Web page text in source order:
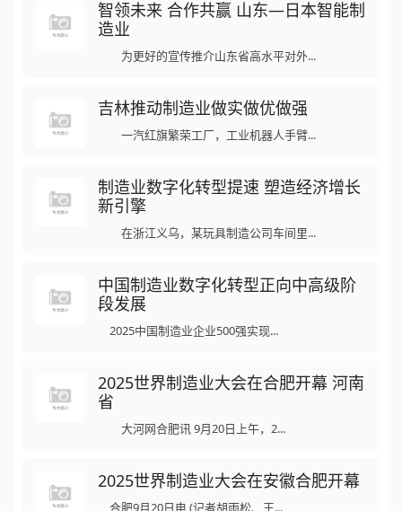
智领未来 合作共赢 山东—日本智能制
造业
为更好的宣传推介山东省高水平对外...
吉林推动制造业做实做优做强
一汽红旗繁荣工厂，工业机器人手臂...
制造业数字化转型提速 塑造经济增长
新引擎
在浙江义乌，某玩具制造公司车间里...
中国制造业数字化转型正向中高级阶
段发展
2025中国制造业企业500强实现...
2025世界制造业大会在合肥开幕 河南
省
大河网合肥讯 9月20日上午，2...
2025世界制造业大会在安徽合肥开幕
合肥9月20日电 (记者胡雨松、王...